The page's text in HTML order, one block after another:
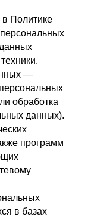
Политике
—
обработка
данных).
программ
в базах